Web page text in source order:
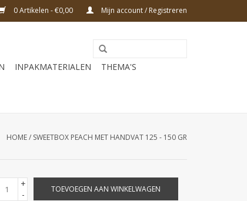
0 Artikelen - €0,00 Mijn account / Registreren
INPAKMATERIALEN
THEMA'S
HOME/ SWEETBOX PEACH MET HANDVAT 125 - 150 GR
+
-
TOEVOEGEN AAN WINKELWAGEN